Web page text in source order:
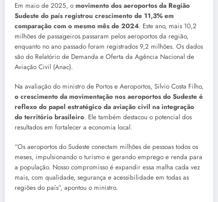
Em maio de 2025, o movimento dos aeroportos da Região
Sudeste do país registrou crescimento de 11,3% em
comparação com o mesmo mês de 2024. Este ano, mais 10,2
milhões de passageiros passaram pelos aeroportos da região,
enquanto no ano passado foram registrados 9,2 milhões. Os dados
são do Relatório de Demanda e Oferta da Agência Nacional de
Aviação Civil (Anac).
Na avaliação do ministro de Portos e Aeroportos, Silvio Costa Filho,
o crescimento da movimentação nos aeroportos do Sudeste é
reflexo do papel estratégico da aviação civil na integração
do território brasileiro. Ele também destacou o potencial dos
resultados em fortalecer a economia local.
“Os aeroportos do Sudeste conectam milhões de pessoas todos os
meses, impulsionando o turismo e gerando emprego e renda para
a população. Nosso compromisso é expandir essa malha cada vez
mais, com qualidade, segurança e acessibilidade em todas as
regiões do país”, apontou o ministro.